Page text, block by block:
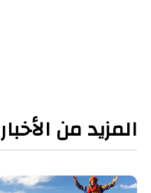
المزيد من الأخبار